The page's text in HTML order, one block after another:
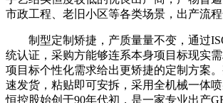
市政工程、老旧小区等各类场景，出产流程
制型定制矫捷，产质量量不变，通过
统认证，采购方能够连系本身项目标现实
项目标个性化需求给出更矫捷的定制方案
速发货，粘贴即可安拆，采用全机械一体
恒控股始创于90年代初，是一家专业出产